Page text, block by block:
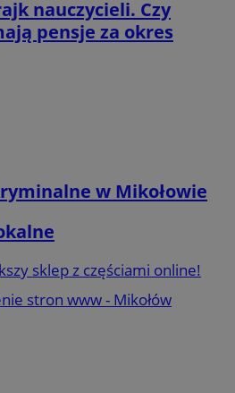
nauczycieli. Czy
pensje za okres
w Mikołowie
sklep z częściami online!
stron www - Mikołów